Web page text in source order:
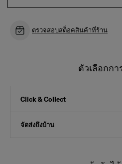
ตรวจสอบสต็อคสินค้าที่ร้าน
ตัวเลือกกา
Click & Collect
จัดส่งถึงบ้าน